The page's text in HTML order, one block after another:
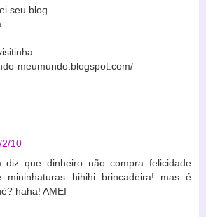
seu blog
meumundo.blogspot.com/
2/10
diz que dinheiro não compra felicidade
mininhaturas hihihi brincadeira! mas é
haha! AMEI